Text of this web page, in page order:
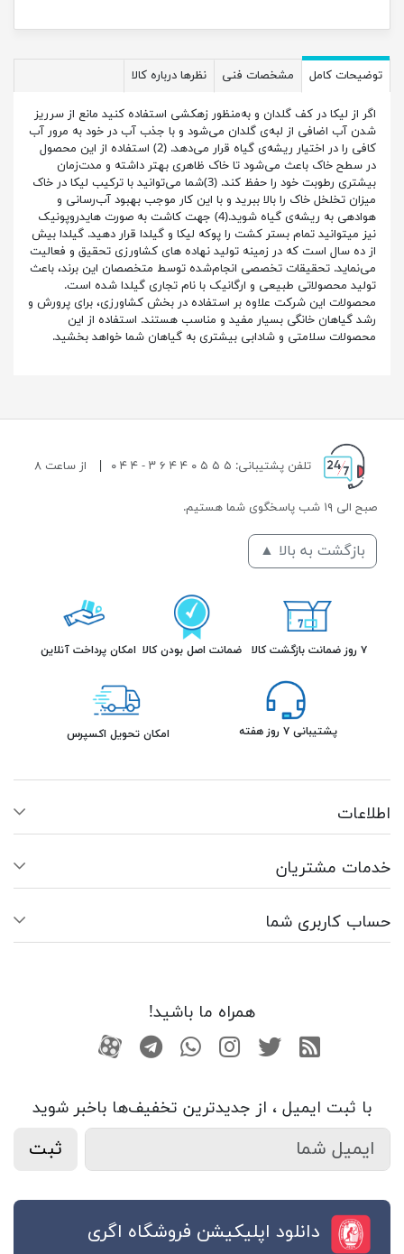
توضیحات کامل مشخصات فنی نظرها درباره کالا
اگر از لیکا در کف گلدان و به‌منظور زهکشی استفاده کنید مانع از سرریز
شدن آب اضافی از لبه‌ی گلدان می‌شود و با جذب آب در خود به مرور آب
کافی را در اختیار ریشه‌ی گیاه قرار می‌دهد. (2) استفاده از این محصول
در سطح خاک باعث می‌شود تا خاک ظاهری بهتر داشته و مدت‌زمان
بیشتری رطوبت خود را حفظ کند. (3)شما می‌توانید با ترکیب لیکا در خاک
میزان تخلخل خاک را بالا ببرید و با این کار موجب بهبود آب‌رسانی و
هوادهی به ریشه‌ی گیاه شوید.(4) جهت کاشت به صورت هایدروپونیک
نیز میتوانید تمام بستر کشت را پوکه لیکا و گیلدا قرار دهید. گیلدا بیش
از ده سال است که در زمینه‌ تولید نهاده های کشاورزی تحقیق و فعالیت
می‌نماید. تحقیقات تخصصی انجام‌شده توسط متخصصان این برند، باعث
تولید محصولاتی طبیعی و ارگانیک با نام تجاری گیلدا شده است.
محصولات این شرکت علاوه بر استفاده در بخش کشاورزی، برای پرورش و
رشد گیاهان خانگی بسیار مفید و مناسب هستند. استفاده از این
محصولات سلامتی و شادابی بیشتری به گیاهان شما خواهد بخشید.
تلفن پشتیبانی: ۵ ۵ ۵ ۰ ۴ ۴ ۶ ۳ - ۴ ۴ ۰ از ساعت ۸
صبح الی ۱۹ شب پاسخگوی شما هستیم.
بازگشت به بالا ▲
۷ روز ضمانت بازگشت کالا ضمانت اصل بودن کالا امکان پرداخت آنلاین
پشتیبانی ۷ روز هفته امکان تحویل اکسپرس
اطلاعات
خدمات مشتریان
حساب کاربری شما
همراه ما باشید!
RSS توییتراینستاگرام
واتساپتلگرامآپارات
با ثبت ایمیل ، از جدید‌ترین تخفیف‌ها با‌خبر شوید
ثبت
دانلود اپلیکیشن فروشگاه اگری